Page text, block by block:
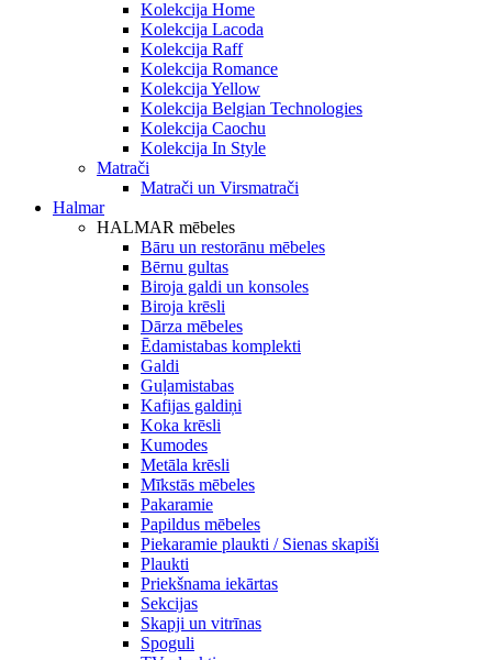
Kolekcija Home
Kolekcija Lacoda
Kolekcija Raff
Kolekcija Romance
Kolekcija Yellow
Kolekcija Belgian Technologies
Kolekcija Caochu
Kolekcija In Style
Matrači
Matrači un Virsmatrači
Halmar
HALMAR mēbeles
Bāru un restorānu mēbeles
Bērnu gultas
Biroja galdi un konsoles
Biroja krēsli
Dārza mēbeles
Ēdamistabas komplekti
Galdi
Guļamistabas
Kafijas galdiņi
Koka krēsli
Kumodes
Metāla krēsli
Mīkstās mēbeles
Pakaramie
Papildus mēbeles
Piekaramie plaukti / Sienas skapiši
Plaukti
Priekšnama iekārtas
Sekcijas
Skapji un vitrīnas
Spoguli